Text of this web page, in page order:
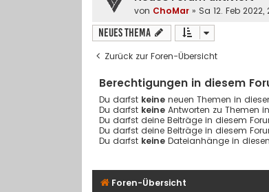
von ChoMar » Sa 12. Feb 2022,
Neues Thema
Zurück zur Foren-Übersicht
Berechtigungen in diesem
Du darfst keine neuen Themen in
Du darfst keine Antworten zu Themen
Du darfst deine Beiträge in diesem
Du darfst deine Beiträge in diesem
Du darfst keine Dateianhänge in
Foren-Übersicht